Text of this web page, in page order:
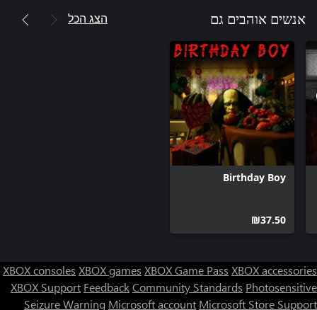
אנשים אוהבים גם הצג הכל
Birthday Boy
‪₪‎37.50‬
XBOX consoles XBOX games XBOX Game Pass XBOX accessories
XBOX Support FeedbackCommunity Standards Photosensitive
Seizure Warning Microsoft account Microsoft Store Support